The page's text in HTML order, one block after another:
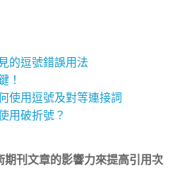
的逗號錯誤用法
！
使用逗號及對等連接詞
用破折號？
期刊文章的影響力來提高引用次